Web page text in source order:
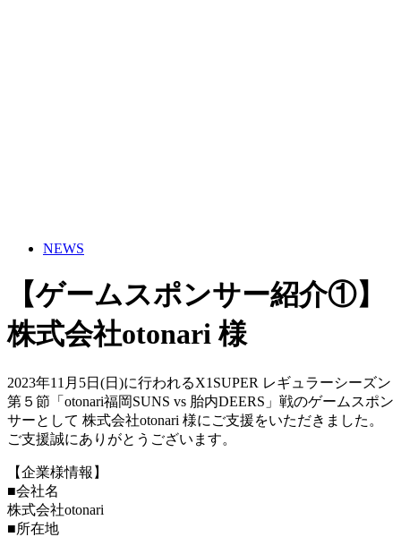
NEWS
【ゲームスポンサー紹介①】
株式会社otonari 様
2023年11月5日(日)に行われるX1SUPER レギュラーシーズン
第５節「otonari福岡SUNS vs 胎内DEERS」戦のゲームスポン
サーとして 株式会社otonari 様にご支援をいただきました。
ご支援誠にありがとうございます。
【企業様情報】
■会社名
株式会社otonari
■所在地